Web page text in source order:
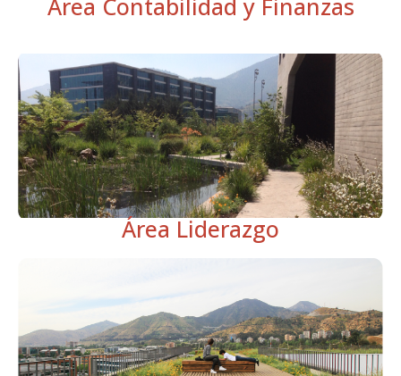
Área Contabilidad y Finanzas
Área Liderazgo